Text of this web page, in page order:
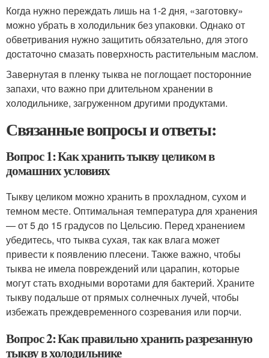
Когда нужно переждать лишь на 1-2 дня, «заготовку»
можно убрать в холодильник без упаковки. Однако от
обветривания нужно защитить обязательно, для этого
достаточно смазать поверхность растительным маслом.
Завернутая в пленку тыква не поглощает посторонние
запахи, что важно при длительном хранении в
холодильнике, загруженном другими продуктами.
Связанные вопросы и ответы:
Вопрос 1: Как хранить тыкву целиком в
домашних условиях
Тыкву целиком можно хранить в прохладном, сухом и
темном месте. Оптимальная температура для хранения
— от 5 до 15 градусов по Цельсию. Перед хранением
убедитесь, что тыква сухая, так как влага может
привести к появлению плесени. Также важно, чтобы
тыква не имела повреждений или царапин, которые
могут стать входными воротами для бактерий. Храните
тыкву подальше от прямых солнечных лучей, чтобы
избежать преждевременного созревания или порчи.
Вопрос 2: Как правильно хранить разрезанную
тыкву в холодильнике